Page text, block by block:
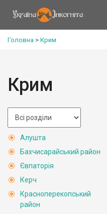
Головна > Крим
Крим
Алушта
Бахчисарайський район
Євпаторія
Керч
Красноперекопський
район